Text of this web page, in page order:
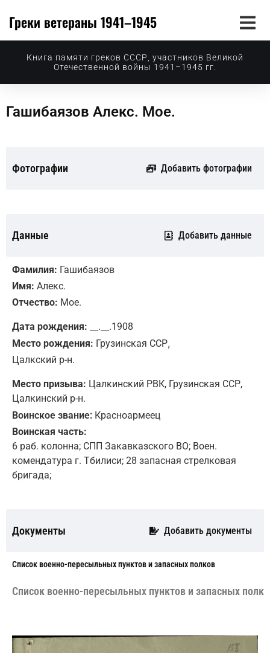
Греки ветераны 1941–1945
Книга памяти греков СССР, участников Великой
Отечественной войны 1941–1945 гг.
Гашибаязов Алекс. Мое.
Фотографии Добавить фотографии
Данные Добавить данные
Фамилия: Гашибаязов
Имя: Алекс.
Отчество: Мое.
Дата рождения: __.__.1908
Место рождения: Грузинская ССР,
Цалкский р-н.
Место призыва: Цалкинский РВК, Грузинская ССР,
Цалкинский р-н.
Воинское звание: Красноармеец
Воинская часть:
6 раб. колонна; СПП Закавказского ВО; Воен.
комендатура г. Тбилиси; 28 запасная стрелковая
бригада;
Документы Добавить документы
Cписок военно-пересыльных пунктов и запасных полков
Cписок военно-пересыльных пунктов и запасных